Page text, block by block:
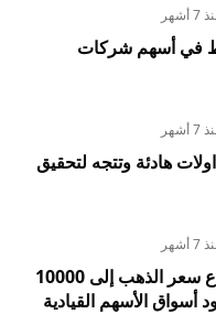
أشهر
في أسهم شركات
أشهر
هادئة وتتجه لتحقيق
أشهر
توقعات ساكسو بنك لعام 2026: ارتفاع سعر الذهب إلى 10000
أسواق الأسهم القيادية